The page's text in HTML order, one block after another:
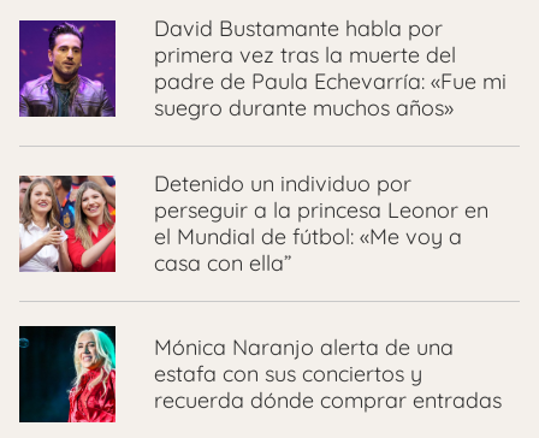
David Bustamante habla por
primera vez tras la muerte del
padre de Paula Echevarría: «Fue mi
suegro durante muchos años»
Detenido un individuo por
perseguir a la princesa Leonor en
el Mundial de fútbol: «Me voy a
casa con ella”
Mónica Naranjo alerta de una
estafa con sus conciertos y
recuerda dónde comprar entradas